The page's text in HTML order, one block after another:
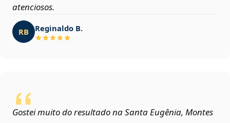
atenciosos.
RB Reginaldo B.
Gostei muito do resultado na Santa Eugênia, Montes